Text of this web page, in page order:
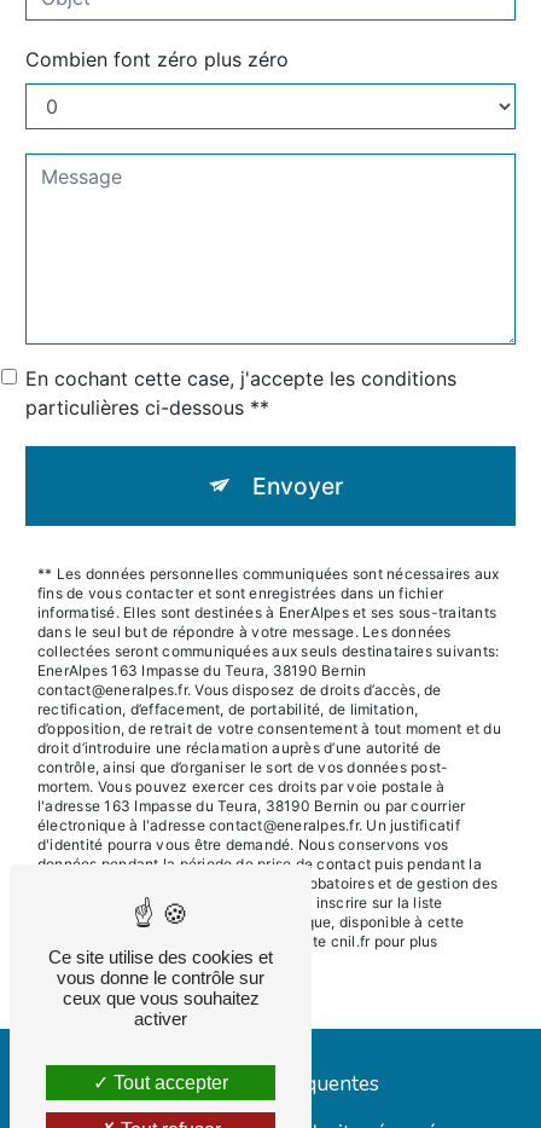
Combien font zéro plus zéro
En cochant cette case, j'accepte les conditions
particulières ci-dessous **
Envoyer
** Les données personnelles communiquées sont nécessaires aux
fins de vous contacter et sont enregistrées dans un fichier
informatisé. Elles sont destinées à EnerAlpes et ses sous-traitants
dans le seul but de répondre à votre message. Les données
collectées seront communiquées aux seuls destinataires suivants:
EnerAlpes 163 Impasse du Teura, 38190 Bernin
contact@eneralpes.fr. Vous disposez de droits d’accès, de
rectification, d’effacement, de portabilité, de limitation,
d’opposition, de retrait de votre consentement à tout moment et du
droit d’introduire une réclamation auprès d’une autorité de
contrôle, ainsi que d’organiser le sort de vos données post-
mortem. Vous pouvez exercer ces droits par voie postale à
l'adresse 163 Impasse du Teura, 38190 Bernin ou par courrier
électronique à l'adresse contact@eneralpes.fr. Un justificatif
d'identité pourra vous être demandé. Nous conservons vos
données pendant la période de prise de contact puis pendant la
durée de prescription légale aux fins probatoires et de gestion des
contentieux. Vous avez le droit de vous inscrire sur la liste
d'opposition au démarchage téléphonique, disponible à cette
. Consultez le site cnil.fr pour plus
d’informations sur vos droits.
Recherches fréquentes
Ce site utilise des cookies et
vous donne le contrôle sur
ceux que vous souhaitez
activer
Tout accepter